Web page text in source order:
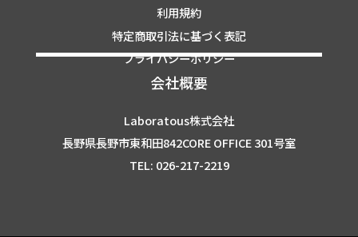
利用規約
特定商取引法に基づく表記
プライバシーポリシー
会社概要
Laboratous株式会社
長野県長野市東和田842CORE OFFICE 301号室
TEL: 026-217-2219